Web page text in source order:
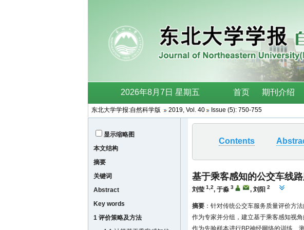
东北大学学报:自然科学版 2019, Vol. 40 Issue (5): 750-755
显示缩略图
本文结构
摘要
关键词
Abstract
Key words
1 评价策略及方法
Contents
基于乘客感知的公交车线
刘莹 1,2, 于淼 3 , 刘阳 2
摘要 ：针对传统公交车服务质量评价方
作为专家并分组，建立基于乘客感知视
作为先验样本进行BP神经网络的训练、